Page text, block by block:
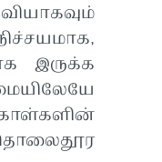
இருக்க
கோள்களின்